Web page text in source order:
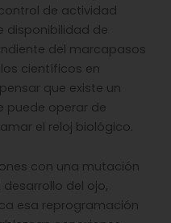
de actividad
disponibilidad de
del marcapasos
científicos en
que existe un
puede operar de
el reloj biológico.
con una mutación
del ojo,
esa reprogramación